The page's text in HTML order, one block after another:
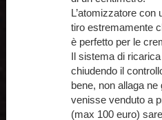
L’atomizzatore con
tiro estremamente
è perfetto per le
Il sistema di ricarica
chiudendo il
bene, non allaga
venisse venduto a
(max 100 euro)